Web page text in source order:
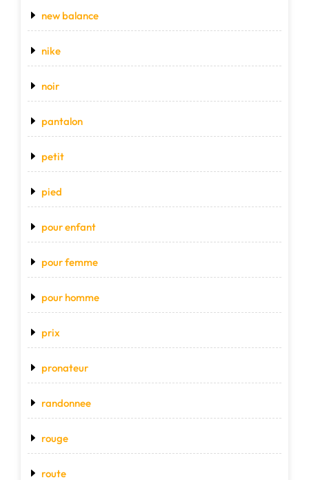
new balance
nike
noir
pantalon
petit
pied
pour enfant
pour femme
pour homme
prix
pronateur
randonnee
rouge
route